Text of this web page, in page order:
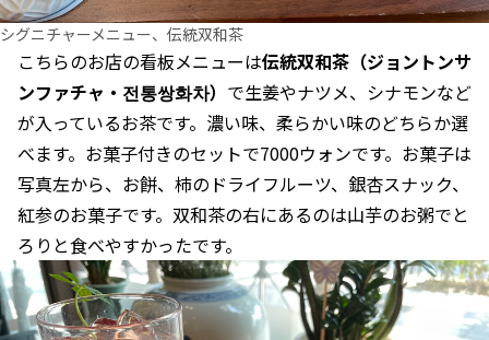
シグニチャーメニュー、伝統双和茶
こちらのお店の看板メニューは伝統双和茶（ジョントンサ
ンファチャ・전통쌍화차） で生姜やナツメ、シナモンなど
が入っているお茶です。濃い味、柔らかい味のどちらか選
べます。お菓子付きのセットで7000ウォンです。お菓子は
写真左から、お餅、柿のドライフルーツ、銀杏スナック、
紅参のお菓子です。双和茶の右にあるのは山芋のお粥でと
ろりと食べやすかったです。